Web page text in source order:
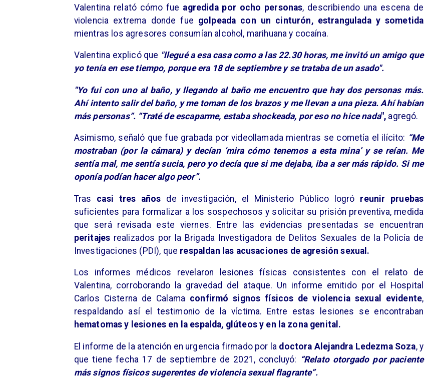
Valentina relató cómo fue agredida por ocho personas, describiendo una escena de
violencia extrema donde fue golpeada con un cinturón, estrangulada y sometida
mientras los agresores consumían alcohol, marihuana y cocaína.
Valentina explicó que "llegué a esa casa como a las 22.30 horas, me invitó un amigo que
yo tenía en ese tiempo, porque era 18 de septiembre y se trataba de un asado".
"Yo fui con uno al baño, y llegando al baño me encuentro que hay dos personas más.
Ahí intento salir del baño, y me toman de los brazos y me llevan a una pieza. Ahí habían
más personas”. “Traté de escaparme, estaba shockeada, por eso no hice nada", agregó.
​Asimismo, señaló que fue grabada por videollamada mientras se cometía el ilícito: “Me
mostraban (por la cámara) y decían ‘mira cómo tenemos a esta mina’ y se reían. Me
sentía mal, me sentía sucia, pero yo decía que si me dejaba, iba a ser más rápido. Si me
oponía podían hacer algo peor”.
Tras casi tres años de investigación, el Ministerio Público logró reunir pruebas
suficientes para formalizar a los sospechosos y solicitar su prisión preventiva, medida
que será revisada este viernes. Entre las evidencias presentadas se encuentran
peritajes realizados por la Brigada Investigadora de Delitos Sexuales de la Policía de
Investigaciones (PDI), que respaldan las acusaciones de agresión sexual.
Los informes médicos revelaron lesiones físicas consistentes con el relato de
Valentina, corroborando la gravedad del ataque. Un informe emitido por el Hospital
Carlos Cisterna de Calama confirmó signos físicos de violencia sexual evidente,
respaldando así el testimonio de la víctima. Entre estas lesiones se encontraban
hematomas y lesiones en la espalda, glúteos y en la zona genital.
El informe de la atención en urgencia firmado por la doctora Alejandra Ledezma Soza, y
que tiene fecha 17 de septiembre de 2021, concluyó: “Relato otorgado por paciente
más signos físicos sugerentes de violencia sexual flagrante”.